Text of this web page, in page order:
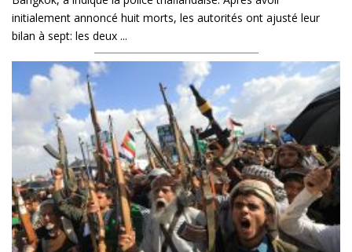
initialement annoncé huit morts, les autorités ont ajusté leur
bilan à sept: les deux ...